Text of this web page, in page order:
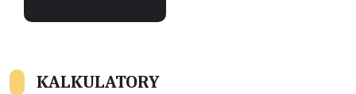
KALKULATORY